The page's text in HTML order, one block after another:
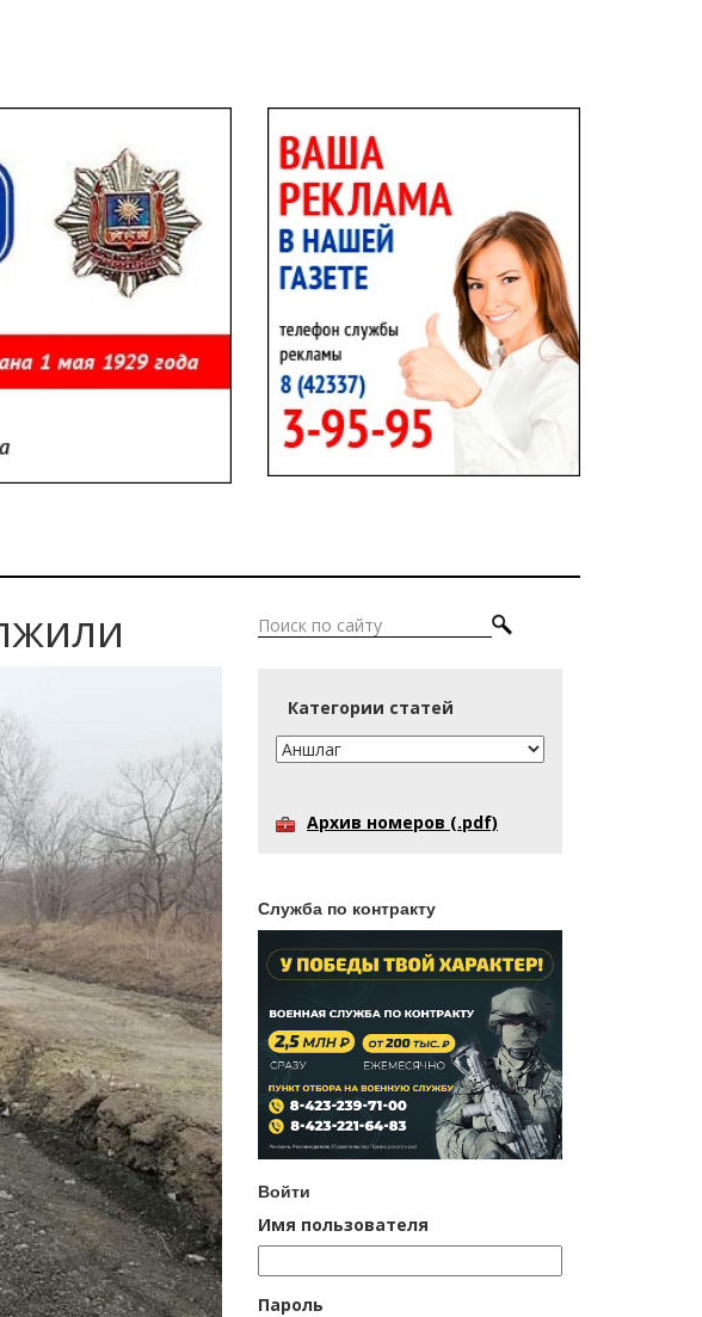
Категории статей
Архив номеров (.pdf)
Служба по контракту
Войти
Имя пользователя
Пароль